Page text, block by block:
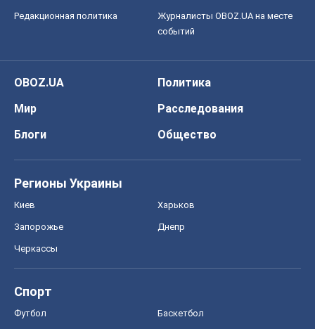
Редакционная политика
Журналисты OBOZ.UA на месте
событий
OBOZ.UA
Политика
Мир
Расследования
Блоги
Общество
Регионы Украины
Киев Харьков
Запорожье Днепр
Черкассы
Спорт
Футбол Баскетбол